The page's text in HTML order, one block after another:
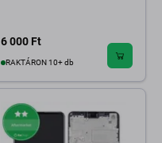
6 000 Ft
RAKTÁRON 10+ db